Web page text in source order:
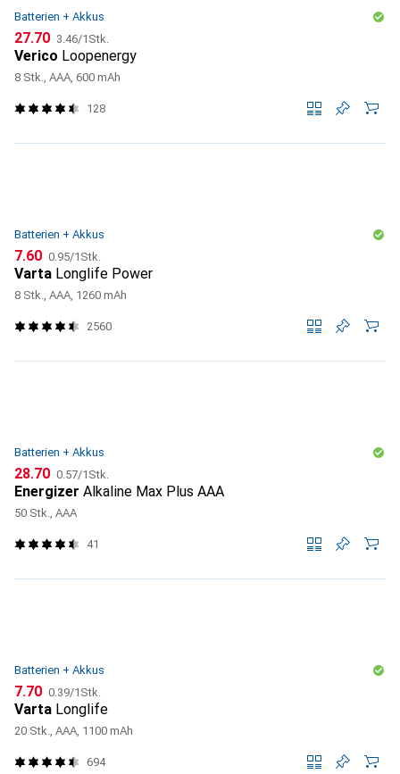
Batterien + Akkus
CHF
27.70 CHF
3.46/1Stk.
Verico Loopenergy
8 Stk., AAA, 600 mAh
128
Batterien + Akkus
CHF
7.60 CHF
0.95/1Stk.
Varta Longlife Power
8 Stk., AAA, 1260 mAh
2560
Batterien + Akkus
CHF
28.70 CHF
0.57/1Stk.
Energizer Alkaline Max Plus AAA
50 Stk., AAA
41
Batterien + Akkus
CHF
7.70 CHF
0.39/1Stk.
Varta Longlife
20 Stk., AAA, 1100 mAh
694